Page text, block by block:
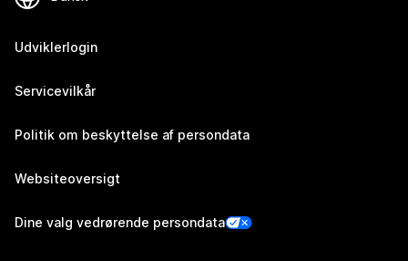
Udviklerlogin
Servicevilkår
Politik om beskyttelse af persondata
Websiteoversigt
Dine valg vedrørende persondata